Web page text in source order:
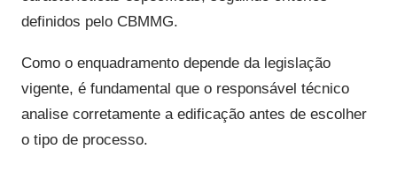
definidos pelo CBMMG.
Como o enquadramento depende da legislação
vigente, é fundamental que o responsável técnico
analise corretamente a edificação antes de escolher
o tipo de processo.